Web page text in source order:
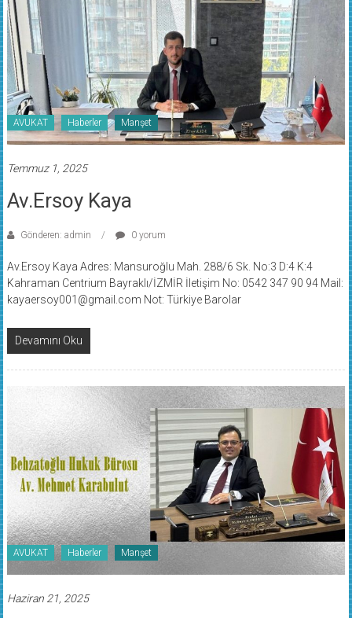
AVUKAT Haberler Manşet
Temmuz 1, 2025
Av.Ersoy Kaya
Gönderen: admin 0 yorum
Av.Ersoy Kaya Adres: Mansuroğlu Mah. 288/6 Sk. No:3 D:4 K:4
Kahraman Centrium Bayraklı/İZMİR İletişim No: 0542 347 90 94 Mail:
kayaersoy001@gmail.com Not: Türkiye Barolar
Devamını Oku
AVUKAT Haberler Manşet
Haziran 21, 2025